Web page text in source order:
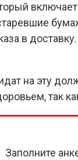
в
на эту
так
Заполните